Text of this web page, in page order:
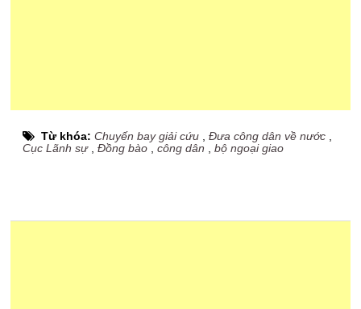
Từ khóa:Chuyến bay giải cứu ,Đưa công dân về nước
Cục Lãnh sự,Đồng bào ,công dân ,bộ ngoại giao